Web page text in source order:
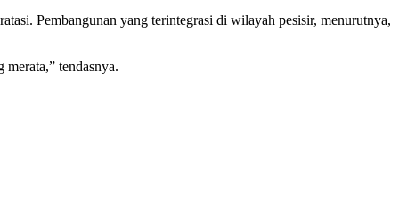
Pembangunan yang terintegrasi di wilayah pesisir, menurutnya,
tendasnya.